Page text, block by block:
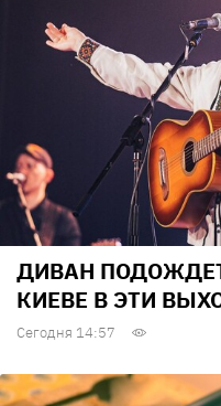
ДИВАН
КИЕВЕ В ЭТИ
Сегодня 14:57